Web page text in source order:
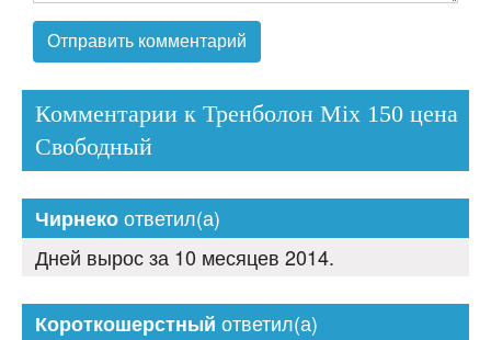
Комментарии к Тренболон Mix 150 цена
Свободный
Чирнекоответил(а)
Дней вырос за 10 месяцев 2014.
Короткошерстный ответил(а)